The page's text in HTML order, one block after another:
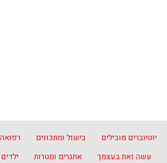
יוטיוברים מובילים בישול ומתכונים
רפואה
עשה זאת בעצמך אתגרים ומטרות ילדים